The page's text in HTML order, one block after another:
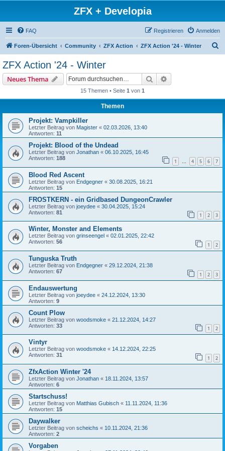
ZFX + Developia
FAQ Anmelden
Registrieren
Foren-Übersicht Community ZFX Action ZFX Action '24 - Winter
ZFX Action '24 - Winter
Neues Thema Suche
15 Themen • Seite 1 von 1
Themen
Projekt: Vampkiller
Letzter Beitrag von Magister « 02.03.2026, 13:40
Antworten: 11
Projekt: Blood of the Undead
Letzter Beitrag von Jonathan « 06.10.2025, 16:45
Antworten: 188 1 … 4 5 6 7
Blood Red Ascent
Letzter Beitrag von Endgegner « 30.08.2025, 16:21
Antworten: 15
FROSTKERN - ein Gridbased DungeonCrawler
Letzter Beitrag von joeydee « 30.04.2025, 15:24
Antworten: 81 1 2 3
Winter, Monster and Elements
Letzter Beitrag von grinseengel « 02.01.2025, 22:42
Antworten: 56 1 2
Tunguska Truth
Letzter Beitrag von Endgegner « 29.12.2024, 21:38
Antworten: 67 1 2 3
Endauswertung
Letzter Beitrag von joeydee « 24.12.2024, 13:30
Antworten: 9
Count Plow
Letzter Beitrag von woodsmoke « 21.12.2024, 14:27
Antworten: 33 1 2
Vintyr
Letzter Beitrag von woodsmoke « 14.12.2024, 22:25
Antworten: 31 1 2
ZfxAction Winter '24
Letzter Beitrag von Jonathan « 18.11.2024, 13:57
Antworten: 6
Startschuss!
Letzter Beitrag von Matthias Gubisch « 11.11.2024, 11:36
Antworten: 15
Daywalker
Letzter Beitrag von scheichs « 10.11.2024, 21:36
Antworten: 2
Vorgaben